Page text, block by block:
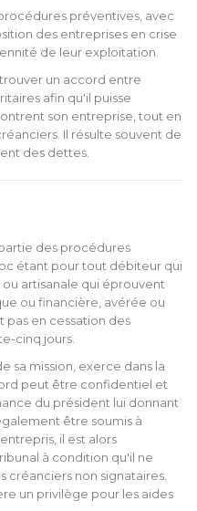
préventives, avec
des entreprises en crise
de leur exploitation.
un accord entre
afin qu'il puisse
son entreprise, tout en
Il résulte souvent de
des dettes.
des procédures
étant pour tout débiteur qui
artisanale qui éprouvent
ou financière, avérée ou
pas en cessation des
cinq jours.
sa mission, exerce dans la
peut être confidentiel et
du président lui donnant
être soumis à
il est alors
à condition qu'il ne
créanciers non signataires.
un privilège pour les aides